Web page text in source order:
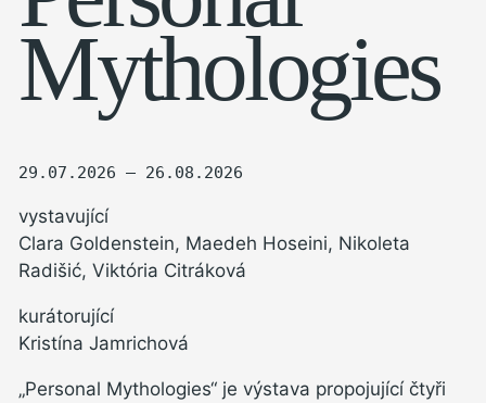
Mythologies
29.07.2026 — 26.08.2026
vystavující
Clara Goldenstein, Maedeh Hoseini, Nikoleta
Radišić, Viktória Citráková
kurátorující
Kristína Jamrichová
„Personal Mythologies“ je výstava propojující čtyři